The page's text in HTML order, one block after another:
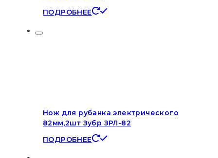
ПОДРОБНЕЕ
Нож для рубанка электрического
82мм,2шт Зубр ЗРЛ-82
ПОДРОБНЕЕ